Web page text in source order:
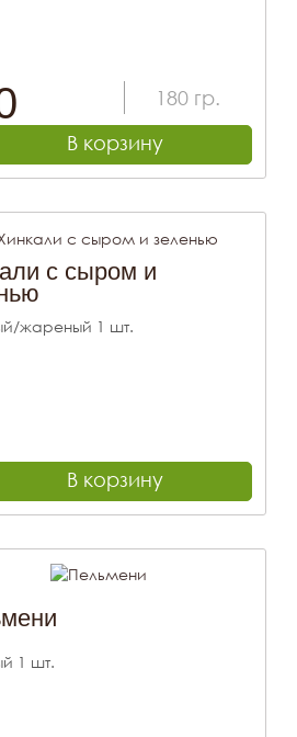
180 гр.
В корзину
с сыром и
жареный 1 шт.
В корзину
1 шт.